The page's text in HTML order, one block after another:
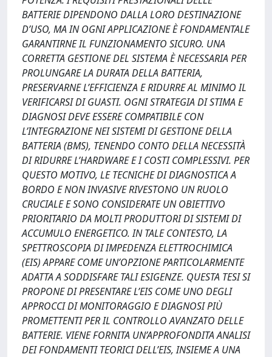
BATTERIE DIPENDONO DALLA LORO DESTINAZIONE
D’USO, MA IN OGNI APPLICAZIONE È FONDAMENTALE
GARANTIRNE IL FUNZIONAMENTO SICURO. UNA
CORRETTA GESTIONE DEL SISTEMA È NECESSARIA PER
PROLUNGARE LA DURATA DELLA BATTERIA,
PRESERVARNE L’EFFICIENZA E RIDURRE AL MINIMO IL
VERIFICARSI DI GUASTI. OGNI STRATEGIA DI STIMA E
DIAGNOSI DEVE ESSERE COMPATIBILE CON
L’INTEGRAZIONE NEI SISTEMI DI GESTIONE DELLA
BATTERIA (BMS), TENENDO CONTO DELLA NECESSITÀ
DI RIDURRE L’HARDWARE E I COSTI COMPLESSIVI. PER
QUESTO MOTIVO, LE TECNICHE DI DIAGNOSTICA A
BORDO E NON INVASIVE RIVESTONO UN RUOLO
CRUCIALE E SONO CONSIDERATE UN OBIETTIVO
PRIORITARIO DA MOLTI PRODUTTORI DI SISTEMI DI
ACCUMULO ENERGETICO. IN TALE CONTESTO, LA
SPETTROSCOPIA DI IMPEDENZA ELETTROCHIMICA
(EIS) APPARE COME UN’OPZIONE PARTICOLARMENTE
ADATTA A SODDISFARE TALI ESIGENZE. QUESTA TESI SI
PROPONE DI PRESENTARE L’EIS COME UNO DEGLI
APPROCCI DI MONITORAGGIO E DIAGNOSI PIÙ
PROMETTENTI PER IL CONTROLLO AVANZATO DELLE
BATTERIE. VIENE FORNITA UN’APPROFONDITA ANALISI
DEI FONDAMENTI TEORICI DELL’EIS, INSIEME A UNA